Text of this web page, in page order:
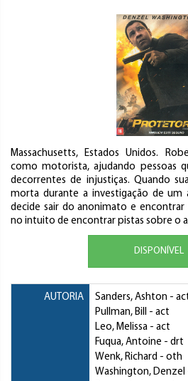
Massachusetts, Estados Unidos.
como motorista, ajudando pessoas
decorrentes de injustiças. Quando
morta durante a investigação de um
decide sair do anonimato e encontrar
no intuito de encontrar pistas sobre o
DISPONÍVEL
AUTORIA Sanders, Ashton -
Pullman, Bill - act
Leo, Melissa - act
Fuqua, Antoine - drt
Wenk, Richard - oth
Washington, Denzel